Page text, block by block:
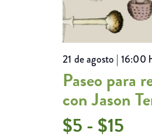
Paseo para
con Jason
21 de agosto | 16:00
$5 - $15